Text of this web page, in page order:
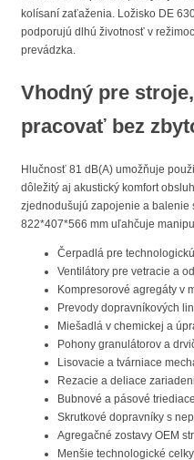
kolísaní zaťaženia. Ložisko DE
podporujú dlhú životnosť v
prevádzka.
Vhodný pre
pracovať bez
Hlučnosť 81 dB(A) umožňuje
dôležitý aj akustický komfort
zjednodušujú zapojenie a balenie
822*407*566 mm uľahčuje
Čerpadlá pre
Ventilátory pre vetracie a
Kompresorové agregáty v
Prevody dopravníkových
Miešadlá v chemickej a
Pohony granulátorov a
Lisovacie a tvárniace
Rezacie a deliace
Bubnové a pásové
Skrutkové dopravníky s
Agregačné zostavy OEM
Menšie technologické